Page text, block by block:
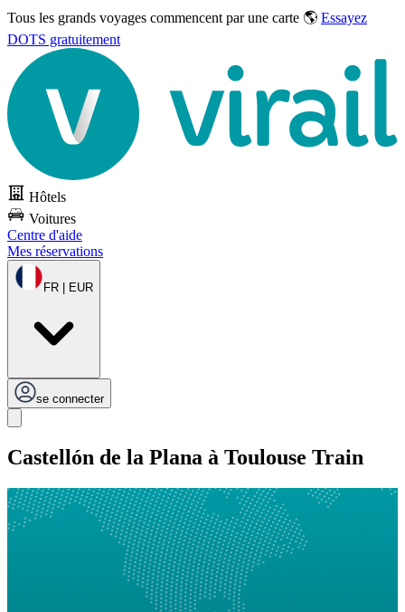
Tous les grands voyages commencent par une carte 🌎 Essayez
DOTS gratuitement
Hôtels
Voitures
Centre d'aide
Mes réservations
FR | EUR
se connecter
Castellón de la Plana à Toulouse Train